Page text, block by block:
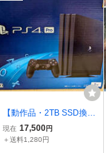
【動作品・2TB SSD換装
済・付属品完備】PS4 Pr
o 本体 CUH-7200C (Jet B
現在 17,500円
＋送料1,280円